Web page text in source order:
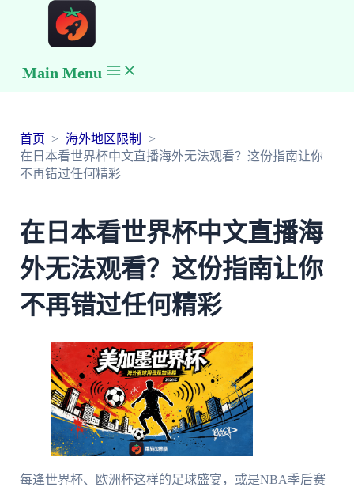
Main Menu
首页
海外地区限制
在日本看世界杯中文直播海外无法观看？这份指南让你
不再错过任何精彩
在日本看世界杯中文直播海
外无法观看？这份指南让你
不再错过任何精彩
每逢世界杯、欧洲杯这样的足球盛宴，或是NBA季后赛